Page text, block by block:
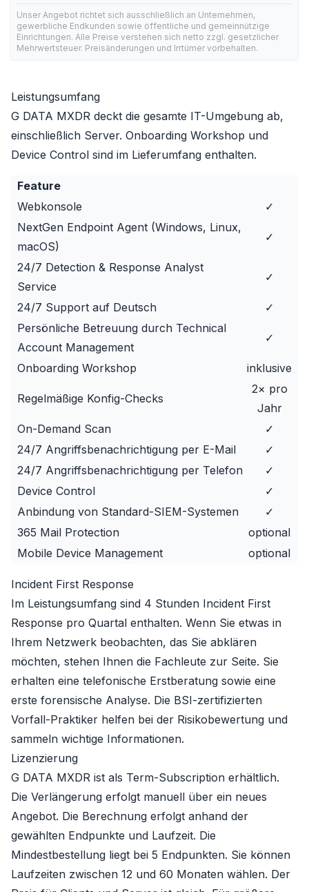
Unser Angebot richtet sich ausschließlich an Unternehmen,
gewerbliche Endkunden sowie öffentliche und gemeinnützige
Einrichtungen. Alle Preise verstehen sich netto zzgl. gesetzlicher
Mehrwertsteuer. Preisänderungen und Irrtümer vorbehalten.
Leistungsumfang
G DATA MXDR deckt die gesamte IT-Umgebung ab,
einschließlich Server. Onboarding Workshop und
Device Control sind im Lieferumfang enthalten.
Feature
Webkonsole
✓
NextGen Endpoint Agent (Windows, Linux,
macOS)
✓
24/7 Detection & Response Analyst
Service
✓
24/7 Support auf Deutsch
✓
Persönliche Betreuung durch Technical
Account Management
✓
Onboarding Workshop inklusive
Regelmäßige Konfig-Checks
2× pro
Jahr
On-Demand Scan
✓
24/7 Angriffsbenachrichtigung per E-Mail
✓
24/7 Angriffsbenachrichtigung per Telefon
✓
Device Control
✓
Anbindung von Standard-SIEM-Systemen
✓
365 Mail Protection
optional
Mobile Device Management
optional
Incident First Response
Im Leistungsumfang sind 4 Stunden Incident First
Response pro Quartal enthalten. Wenn Sie etwas in
Ihrem Netzwerk beobachten, das Sie abklären
möchten, stehen Ihnen die Fachleute zur Seite. Sie
erhalten eine telefonische Erstberatung sowie eine
erste forensische Analyse. Die BSI-zertifizierten
Vorfall-Praktiker helfen bei der Risikobewertung und
sammeln wichtige Informationen.
Lizenzierung
G DATA MXDR ist als Term-Subscription erhältlich.
Die Verlängerung erfolgt manuell über ein neues
Angebot. Die Berechnung erfolgt anhand der
gewählten Endpunkte und Laufzeit. Die
Mindestbestellung liegt bei 5 Endpunkten. Sie können
Laufzeiten zwischen 12 und 60 Monaten wählen. Der